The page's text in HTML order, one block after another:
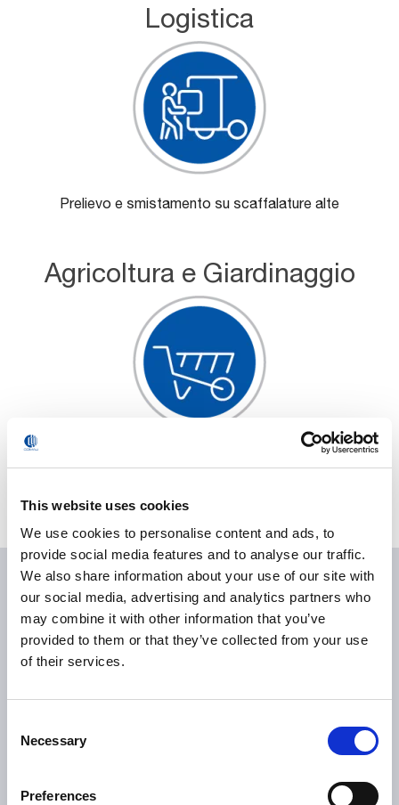
This website uses cookies
We use cookies to personalise content and ads, to
provide social media features and to analyse our traffic.
We also share information about your use of our site with
our social media, advertising and analytics partners who
may combine it with other information that you’ve
provided to them or that they’ve collected from your use
of their services.
Selection
Necessary
Preferences
Logistica
Prelievo e smistamento su scaffalature alte
Agricoltura e Giardinaggio
PERCHÉ SCEGLIERE UN
ESOSCHELETRO
supporto del carico progressivo